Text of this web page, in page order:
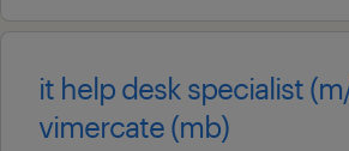
it help desk specialist
vimercate (mb)